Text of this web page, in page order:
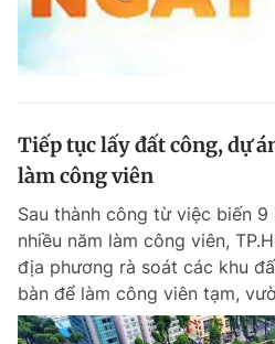
Tiếp tục lấy đất công, dự
làm công viên
Sau thành công từ việc biến
nhiều năm làm công viên,
địa phương rà soát các khu
bàn để làm công viên tạm,